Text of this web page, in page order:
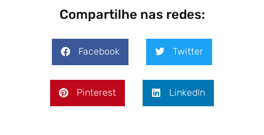
Compartilhe nas redes:
Facebook Twitter
Pinterest LinkedIn